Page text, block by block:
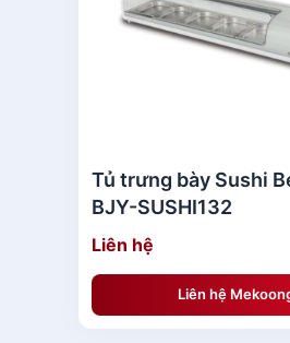
Tủ trưng bày Sushi
BJY-SUSHI132
Liên hệ
Liên hệ